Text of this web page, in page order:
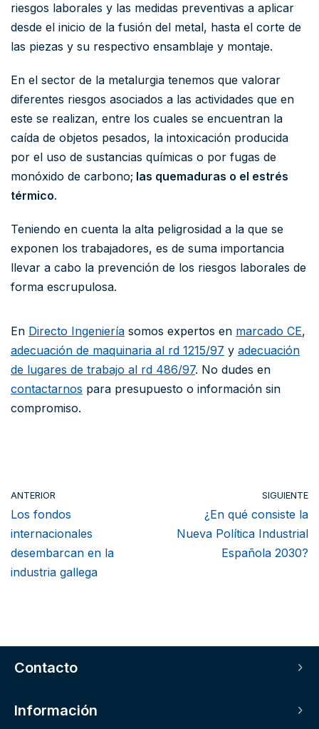
riesgos laborales y las medidas preventivas a aplicar
desde el inicio de la fusión del metal, hasta el corte de
las piezas y su respectivo ensamblaje y montaje.
En el sector de la metalurgia tenemos que valorar
diferentes riesgos asociados a las actividades que en
este se realizan, entre los cuales se encuentran la
caída de objetos pesados, la intoxicación producida
por el uso de sustancias químicas o por fugas de
monóxido de carbono; las quemaduras o el estrés
térmico.
Teniendo en cuenta la alta peligrosidad a la que se
exponen los trabajadores, es de suma importancia
llevar a cabo la prevención de los riesgos laborales de
forma escrupulosa.
En Directo Ingeniería somos expertos en marcado CE,
adecuación de maquinaria al rd 1215/97 y adecuación
de lugares de trabajo al rd 486/97. No dudes en
contactarnos para presupuesto o información sin
compromiso.
ANTERIOR
Los fondos
internacionales
desembarcan en la
industria gallega
SIGUIENTE
¿En qué consiste la
Nueva Política Industrial
Española 2030?
Contacto
Información